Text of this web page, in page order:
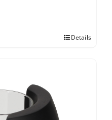
Details